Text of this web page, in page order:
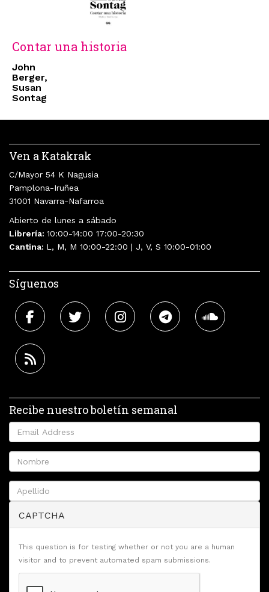
Contar una historia
John
Berger,
Susan
Sontag
Ven a Katakrak
C/Mayor 54 K Nagusia
Pamplona-Iruñea
31001 Navarra-Nafarroa
Abierto de lunes a sábado
Librería: 10:00-14:00 17:00-20:30
Cantina: L, M, M 10:00-22:00 | J, V, S 10:00-01:00
Síguenos
Recibe nuestro boletín semanal
CAPTCHA
This question is for testing whether or not you are a human
visitor and to prevent automated spam submissions.